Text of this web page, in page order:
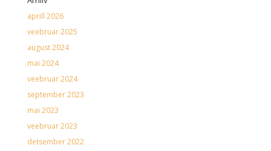
aprill 2026
veebruar 2025
august 2024
mai 2024
veebruar 2024
september 2023
mai 2023
veebruar 2023
detsember 2022